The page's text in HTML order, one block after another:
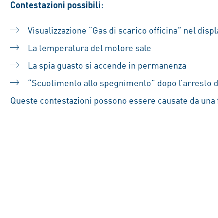
Contestazioni possibili:
Visualizzazione “Gas di scarico officina” nel
La temperatura del motore sale
La spia guasto si accende in permanenza
“Scuotimento allo spegnimento” dopo l’arresto
Queste contestazioni possono essere causate da